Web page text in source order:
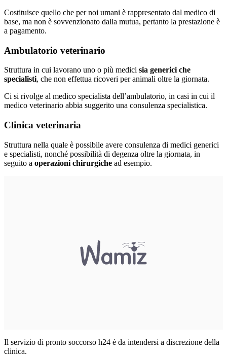
Costituisce quello che per noi umani è rappresentato dal medico di
base, ma non è sovvenzionato dalla mutua, pertanto la prestazione è
a pagamento.
Ambulatorio veterinario
Struttura in cui lavorano uno o più medici sia generici che
specialisti, che non effettua ricoveri per animali oltre la giornata.
Ci si rivolge al medico specialista dell’ambulatorio, in casi in cui il
medico veterinario abbia suggerito una consulenza specialistica.
Clinica veterinaria
Struttura nella quale è possibile avere consulenza di medici generici
e specialisti, nonché possibilità di degenza oltre la giornata, in
seguito a operazioni chirurgiche ad esempio.
Il servizio di pronto soccorso h24 è da intendersi a discrezione della
clinica.